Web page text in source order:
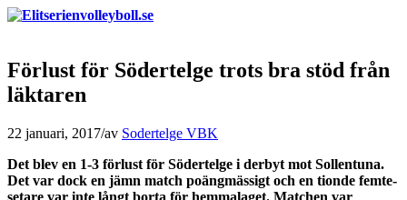
Förlust för Södertelge trots bra stöd från
läktaren
22 januari, 2017/av Sodertelge VBK
Det blev en 1-3 förlust för Södertelge i derbyt mot Sollentuna.
Det var dock en jämn match poängmässigt och en tionde femte-
setare var inte långt borta för hemmalaget. Matchen var